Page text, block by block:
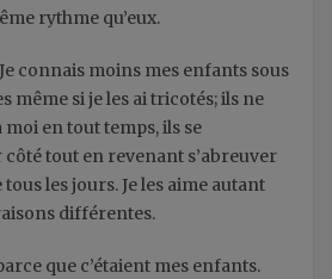
rythme qu’eux.
connais moins mes enfants sous
même si je les ai tricotés; ils ne
en tout temps, ils se
tout en revenant s’abreuver
les jours. Je les aime autant
différentes.
que c’étaient mes enfants.